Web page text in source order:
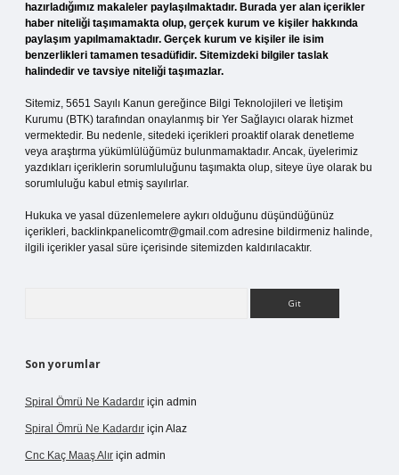
hazırladığımız makaleler paylaşılmaktadır. Burada yer alan içerikler
haber niteliği taşımamakta olup, gerçek kurum ve kişiler hakkında
paylaşım yapılmamaktadır. Gerçek kurum ve kişiler ile isim
benzerlikleri tamamen tesadüfidir. Sitemizdeki bilgiler taslak
halindedir ve tavsiye niteliği taşımazlar.
Sitemiz, 5651 Sayılı Kanun gereğince Bilgi Teknolojileri ve İletişim
Kurumu (BTK) tarafından onaylanmış bir Yer Sağlayıcı olarak hizmet
vermektedir. Bu nedenle, sitedeki içerikleri proaktif olarak denetleme
veya araştırma yükümlülüğümüz bulunmamaktadır. Ancak, üyelerimiz
yazdıkları içeriklerin sorumluluğunu taşımakta olup, siteye üye olarak bu
sorumluluğu kabul etmiş sayılırlar.
Hukuka ve yasal düzenlemelere aykırı olduğunu düşündüğünüz
içerikleri, backlinkpanelicomtr@gmail.com adresine bildirmeniz halinde,
ilgili içerikler yasal süre içerisinde sitemizden kaldırılacaktır.
Son yorumlar
Spiral Ömrü Ne Kadardır için admin
Spiral Ömrü Ne Kadardır için Alaz
Cnc Kaç Maaş Alır için admin